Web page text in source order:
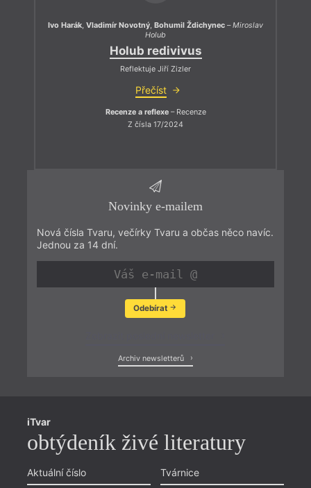
Ivo Harák, Vladimír Novotný, Bohumil Ždichynec –Miroslav
Holub
Holub redivivus
Reflektuje Jiří Zizler
Přečíst
Recenze a reflexe– Recenze
Z čísla 17/2024
Novinky e-mailem
Nová čísla Tvaru, večírky Tvaru a občas něco navíc.
Jednou za 14 dní.
Odebírat
Archiv newsletterů
iTvar
obtýdeník živé literatury
Aktuální číslo
Tvárnice